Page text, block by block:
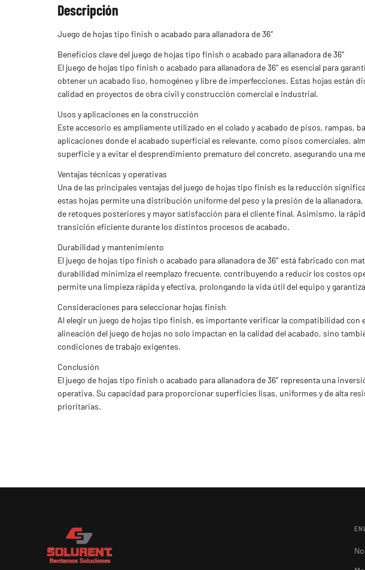
Descripción
Juego de hojas tipo finish o acabado para allanadora de 36″
Beneficios clave del juego de hojas tipo finish o acabado para allanadora de 36″
El juego de hojas tipo finish o acabado para allanadora de 36″ es esencial para
obtener un acabado liso, homogéneo y libre de imperfecciones. Estas hojas están
calidad en proyectos de obra civil y construcción comercial e industrial.
Usos y aplicaciones en la construcción
Este accesorio es ampliamente utilizado en el colado y acabado de pisos, rampas,
aplicaciones donde el acabado superficial es relevante, como pisos comerciales,
superficie y a evitar el desprendimiento prematuro del concreto, asegurando una
Ventajas técnicas y operativas
Una de las principales ventajas del juego de hojas tipo finish es la reducción
estas hojas permite una distribución uniforme del peso y la presión de la
de retoques posteriores y mayor satisfacción para el cliente final. Asimismo, la
transición eficiente durante los distintos procesos de acabado.
Durabilidad y mantenimiento
El juego de hojas tipo finish o acabado para allanadora de 36″ está fabricado con
durabilidad minimiza el reemplazo frecuente, contribuyendo a reducir los costos
permite una limpieza rápida y efectiva, prolongando la vida útil del equipo y
Consideraciones para seleccionar hojas finish
Al elegir un juego de hojas tipo finish, es importante verificar la compatibilidad con
alineación del juego de hojas no solo impactan en la calidad del acabado, sino
condiciones de trabajo exigentes.
Conclusión
El juego de hojas tipo finish o acabado para allanadora de 36″ representa una
operativa. Su capacidad para proporcionar superficies lisas, uniformes y de alta
prioritarias.